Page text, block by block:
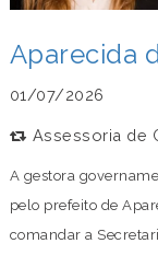
Aparecida
01/07/2026
Assessoria de
A gestora
pelo prefeito de
comandar a